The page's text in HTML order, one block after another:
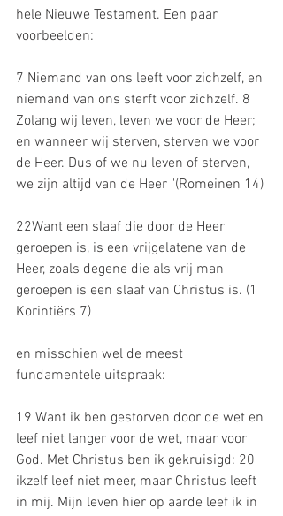
hele Nieuwe Testament. Een paar
voorbeelden:
7 Niemand van ons leeft voor zichzelf, en
niemand van ons sterft voor zichzelf. 8
Zolang wij leven, leven we voor de Heer;
en wanneer wij sterven, sterven we voor
de Heer. Dus of we nu leven of sterven,
we zijn altijd van de Heer "(Romeinen 14)
22Want een slaaf die door de Heer
geroepen is, is een vrijgelatene van de
Heer, zoals degene die als vrij man
geroepen is een slaaf van Christus is. (1
Korintiërs 7)
en misschien wel de meest
fundamentele uitspraak:
19 Want ik ben gestorven door de wet en
leef niet langer voor de wet, maar voor
God. Met Christus ben ik gekruisigd: 20
ikzelf leef niet meer, maar Christus leeft
in mij. Mijn leven hier op aarde leef ik in